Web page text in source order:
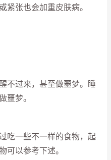
紧张也会加重皮肤病。
过来，甚至做噩梦。睡
噩梦。
一些不一样的食物，起
可以参考下述。